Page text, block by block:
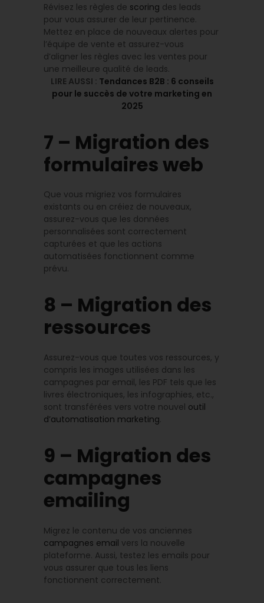
Révisez les règles de scoring des leads
pour vous assurer de leur pertinence.
Mettez en place de nouveaux alertes pour
l’équipe de vente et assurez-vous
d’aligner les règles avec les ventes pour
une meilleure qualité de leads.
LIRE AUSSI : Tendances B2B : 6 conseils
pour le succès de votre marketing en
2025
7 – Migration des
formulaires web
Que vous migriez vos formulaires
existants ou en créiez de nouveaux,
assurez-vous que les données
personnalisées sont correctement
capturées et que les actions
automatisées fonctionnent comme
prévu.
8 – Migration des
ressources
Assurez-vous que toutes vos ressources, y
compris les images utilisées dans les
campagnes par email, les PDF tels que les
livres électroniques, les infographies, etc.,
sont transférées vers votre nouvel outil
d’automatisation marketing.
9 – Migration des
campagnes
emailing
Migrez le contenu de vos anciennes
campagnes email vers la nouvelle
plateforme. Aussi, testez les emails pour
vous assurer que tous les liens
fonctionnent correctement.